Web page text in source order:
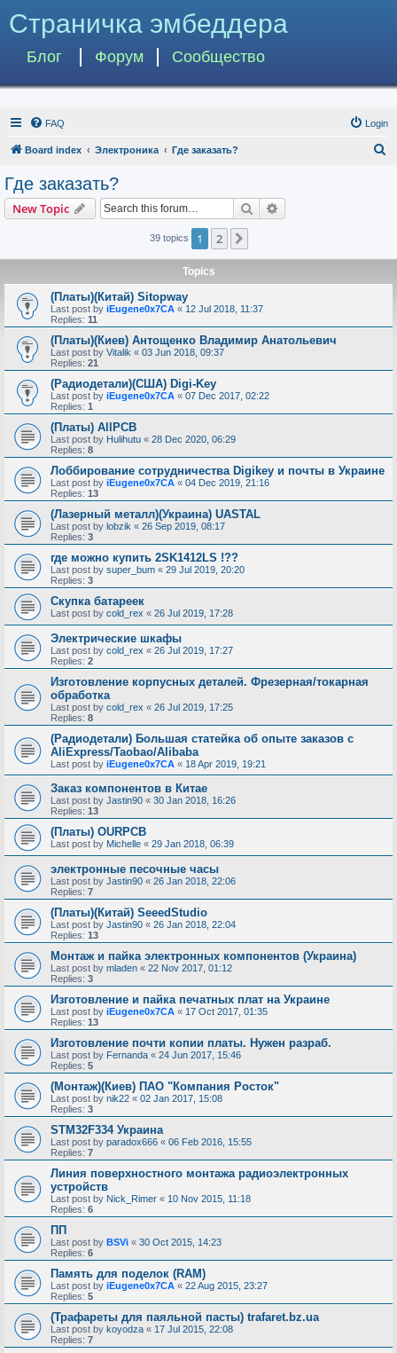
Страничка эмбеддера
Блог Форум Сообщество
FAQ Login
Board index Электроника Где заказать?
Где заказать?
New Topic Search
39 topics 1 2
Topics
(Платы)(Китай) Sitopway
Last post by iEugene0x7CA « 12 Jul 2018, 11:37
Replies: 11
(Платы)(Киев) Антощенко Владимир Анатольевич
Last post by Vitalik « 03 Jun 2018, 09:37
Replies: 21
(Радиодетали)(США) Digi-Key
Last post by iEugene0x7CA « 07 Dec 2017, 02:22
Replies: 1
(Платы) AllPCB
Last post by Hulihutu « 28 Dec 2020, 06:29
Replies: 8
Лоббирование сотрудничества Digikey и почты в Украине
Last post by iEugene0x7CA « 04 Dec 2019, 21:16
Replies: 13
(Лазерный металл)(Украина) UASTAL
Last post by lobzik « 26 Sep 2019, 08:17
Replies: 3
где можно купить 2SK1412LS !??
Last post by super_bum « 29 Jul 2019, 20:20
Replies: 3
Скупка батареек
Last post by cold_rex « 26 Jul 2019, 17:28
Электрические шкафы
Last post by cold_rex « 26 Jul 2019, 17:27
Replies: 2
Изготовление корпусных деталей. Фрезерная/токарная
обработка
Last post by cold_rex « 26 Jul 2019, 17:25
Replies: 8
(Радиодетали) Большая статейка об опыте заказов с
AliExpress/Taobao/Alibaba
Last post by iEugene0x7CA « 18 Apr 2019, 19:21
Заказ компонентов в Китае
Last post by Jastin90 « 30 Jan 2018, 16:26
Replies: 13
(Платы) OURPCB
Last post by Michelle « 29 Jan 2018, 06:39
электронные песочные часы
Last post by Jastin90 « 26 Jan 2018, 22:06
Replies: 7
(Платы)(Китай) SeeedStudio
Last post by Jastin90 « 26 Jan 2018, 22:04
Replies: 13
Монтаж и пайка электронных компонентов (Украина)
Last post by mladen « 22 Nov 2017, 01:12
Replies: 3
Изготовление и пайка печатных плат на Украине
Last post by iEugene0x7CA « 17 Oct 2017, 01:35
Replies: 13
Изготовление почти копии платы. Нужен разраб.
Last post by Fernanda « 24 Jun 2017, 15:46
Replies: 5
(Монтаж)(Киев) ПАО "Компания Росток"
Last post by nik22 « 02 Jan 2017, 15:08
Replies: 3
STM32F334 Украина
Last post by paradox666 « 06 Feb 2016, 15:55
Replies: 7
Линия поверхностного монтажа радиоэлектронных
устройств
Last post by Nick_Rimer « 10 Nov 2015, 11:18
Replies: 6
ПП
Last post by BSVi « 30 Oct 2015, 14:23
Replies: 6
Память для поделок (RAM)
Last post by iEugene0x7CA « 22 Aug 2015, 23:27
Replies: 5
(Трафареты для паяльной пасты) trafaret.bz.ua
Last post by koyodza « 17 Jul 2015, 22:08
Replies: 7